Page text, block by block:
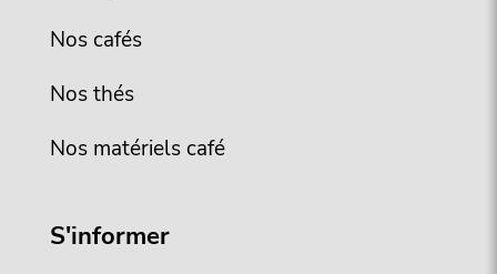
Nos cafés
Nos thés
Nos matériels café
S'informer